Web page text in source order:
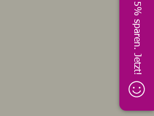
5% sparen. Jetzt!